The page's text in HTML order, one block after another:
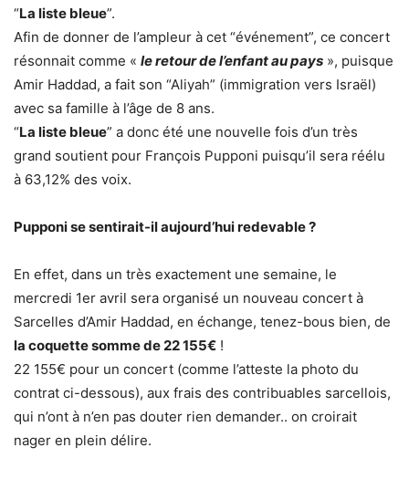
“La liste bleue”.
Afin de donner de l’ampleur à cet “événement”, ce concert
résonnait comme « le retour de l’enfant au pays », puisque
Amir Haddad, a fait son “Aliyah” (immigration vers Israël)
avec sa famille à l’âge de 8 ans.
“La liste bleue” a donc été une nouvelle fois d’un très
grand soutient pour François Pupponi puisqu’il sera réélu
à 63,12% des voix.
Pupponi se sentirait-il aujourd’hui redevable ?
En effet, dans un très exactement une semaine, le
mercredi 1er avril sera organisé un nouveau concert à
Sarcelles d’Amir Haddad, en échange, tenez-bous bien, de
la coquette somme de 22 155€ !
22 155€ pour un concert (comme l’atteste la photo du
contrat ci-dessous), aux frais des contribuables sarcellois,
qui n’ont à n’en pas douter rien demander.. on croirait
nager en plein délire.